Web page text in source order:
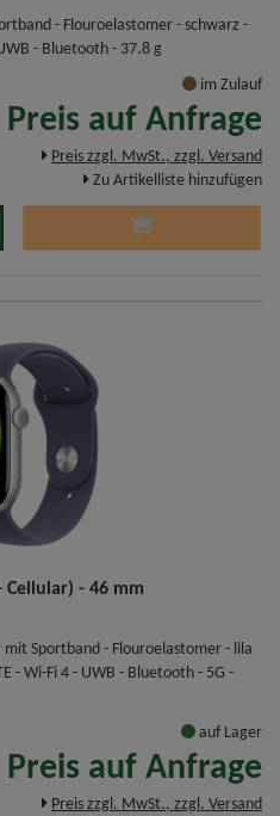
- Flouroelastomer - schwarz -
- Bluetooth - 37.8 g
im Zulauf
Preis auf Anfrage
Preis zzgl. MwSt., zzgl. Versand
Zu Artikelliste hinzufügen
Cellular) - 46 mm
Sportband - Flouroelastomer - lila
- Wi-Fi 4 - UWB - Bluetooth - 5G -
auf Lager
Preis auf Anfrage
Preis zzgl. MwSt., zzgl. Versand